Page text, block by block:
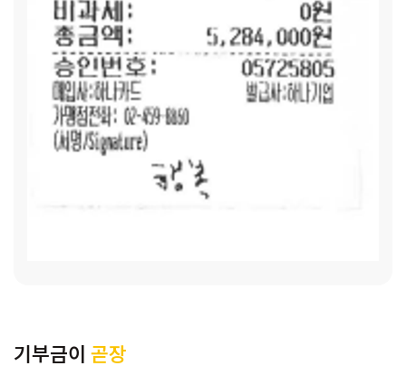
기부금이 곧장